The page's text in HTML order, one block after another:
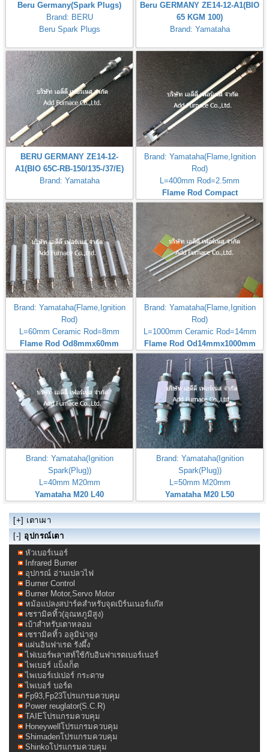
Beru Germany(Spark Plugs)
Brand: BERU
Beru Spark Plugs
Beru GERMANY ZE14-12-A1(BIO
65 KGM 100)
Brand: Yamataha
BERU GERMANY ZE14-12-
A1(BIO 65C-RB-150/135-/37/E)
Brand: Yamataha
Brand: Yamataha(Flame,Ignition
Rod)
L=400mm Rod=2.5mm
Flame Rod Compact
Brand: Yamataha(Flame,Ignition
Rod)
L=60mm Ceramic Rod=8mm
Flame Rod Od8mmx60mm
Brand: Yamataha(Flame,Ignition
Rod)
L=1000mm Ceramic Rod=14mm
Flame Rod Od14mmx1000mm
Brand: Yamataha(Ignition
Spark(Plug))
L=40mm M20mm
Yamataha M20 L40
Brand: Yamataha(Ignition
Spark(Plug))
L=50mm M20mm
Yamataha M20 L50
[+] เตาเผา
[-] อุปกรณ์เตา
หัวเบอร์เนอร์
Infrared Burner
อุปกรณ์ อ่านเปลวไฟ
Burner Control
Burner Motor,Servo Motor
หม้อแปลงสปาร์คสำหรับจุดเบิร์นเนอร์แก๊ส
เซรามิคทิ้ว(อุณหภูมิสูง)
เบ้าสำหรับเตาหลอม
เซรามิคทิ้ว อลูมิน่าสูง
แผ่นอินฟาเรด รังผึ้ง
ไฟเบอร์พลาสท์ใช้กับอินฟาเรดเบอร์เนอร์
ไพเบอร์ แบ็งเก็ต
ไพเบอร์เปเปอร์ กระดาษ
ไพเบอร์ บอร์ด
Fp93,Fp23โปรแกรมควบคุม
Power reuglator(S.C.R)
TAIEโปรแกรมควบคุม
Honeywellโปรแกรมควบคุม
Shimadenโปรแกรมควบคุม
Shinkoโปรแกรมควบคุม